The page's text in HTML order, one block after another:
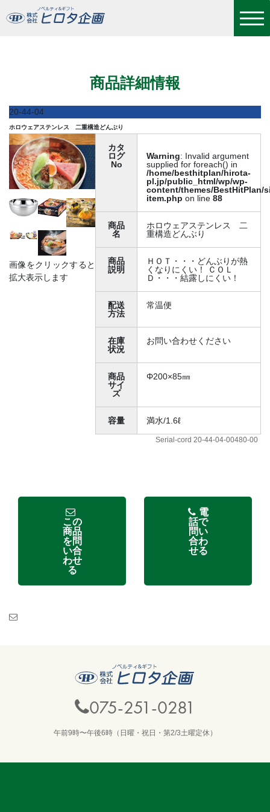
商品詳細情報
20-44-04
ホロウェアステンレス 二重構造どんぶり
画像をクリックすると
拡大表示します
カタ
ログ
No
Warning: Invalid argument
supplied for foreach() in
/home/besthitplan/hirota-
pl.jp/public_html/wp/wp-
content/themes/BestHitPlan/
item.php on line88
商品
名
ホロウェアステンレス 二
重構造どんぶり
商品
説明
ＨＯＴ・・・どんぶりが熱
くなりにくい！ ＣＯＬ
Ｄ・・・結露しにくい！
配送
方法
常温便
在庫
状況
お問い合わせください
商品
サイ
ズ
Φ200×85㎜
容量 満水/1.6ℓ
Serial-cord 20-44-04-00480-00
この
商品
を問
い合
わせ
る
電
話で
問い
合わ
せる
075-251-0281
午前9時〜午後6時（日曜・祝日・第2/3土曜定休）